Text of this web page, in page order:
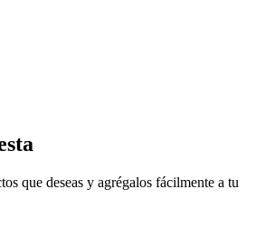
que deseas y agrégalos fácilmente a tu